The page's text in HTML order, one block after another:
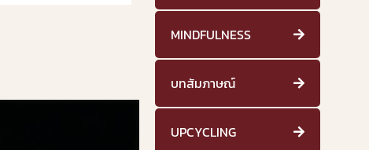
MINDFULNESS
บทสัมภาษณ์
UPCYCLING